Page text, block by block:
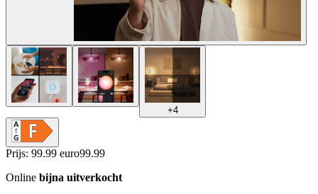
+4
Prijs: 99.99 euro99.99
Online bijna uitverkocht